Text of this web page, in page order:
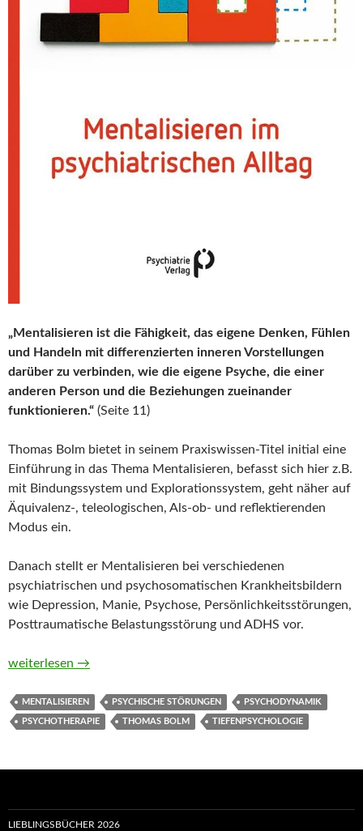
„Mentalisieren ist die Fähigkeit, das eigene Denken, Fühlen
und Handeln mit differenzierten inneren Vorstellungen
darüber zu verbinden, wie die eigene Psyche, die einer
anderen Person und die Beziehungen zueinander
funktionieren.“ (Seite 11)
Thomas Bolm bietet in seinem Praxiswissen-Titel initial eine
Einführung in das Thema Mentalisieren, befasst sich hier z.B.
mit Bindungssystem und Explorationssystem, geht näher auf
Äquivalenz-, teleologischen, Als-ob- und reflektierenden
Modus ein.
Danach stellt er Mentalisieren bei verschiedenen
psychiatrischen und psychosomatischen Krankheitsbildern
wie Depression, Manie, Psychose, Persönlichkeitsstörungen,
Posttraumatische Belastungsstörung und ADHS vor.
Mentalisieren im psychiatrischen Alltag von Thomas Bolm
weiterlesen →
MENTALISIEREN PSYCHISCHE STÖRUNGEN PSYCHODYNAMIK
PSYCHOTHERAPIE THOMAS BOLM TIEFENPSYCHOLOGIE
LIEBLINGSBÜCHER 2026